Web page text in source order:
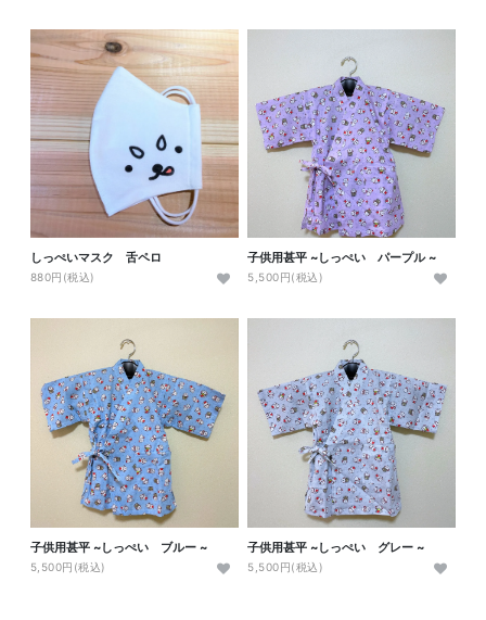
しっぺいマスク 舌ペロ
880円(税込)
子供用甚平 ~しっぺい パープル ~
5,500円(税込)
子供用甚平 ~しっぺい ブルー ~
5,500円(税込)
子供用甚平 ~しっぺい グレー ~
5,500円(税込)